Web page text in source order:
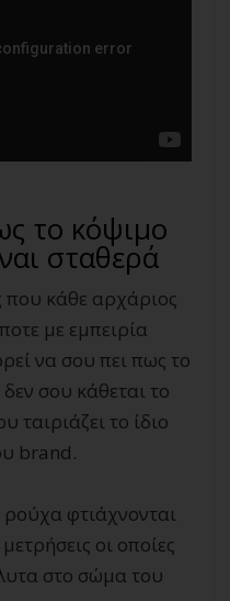
το κόψιμο
σταθερά
που κάθε αρχάριος
με εμπειρία
να σου πει πως το
σου κάθεται το
ταιριάζει το ίδιο
brand.
ρούχα φτιάχνονται
οι οποίες
στο σώμα του